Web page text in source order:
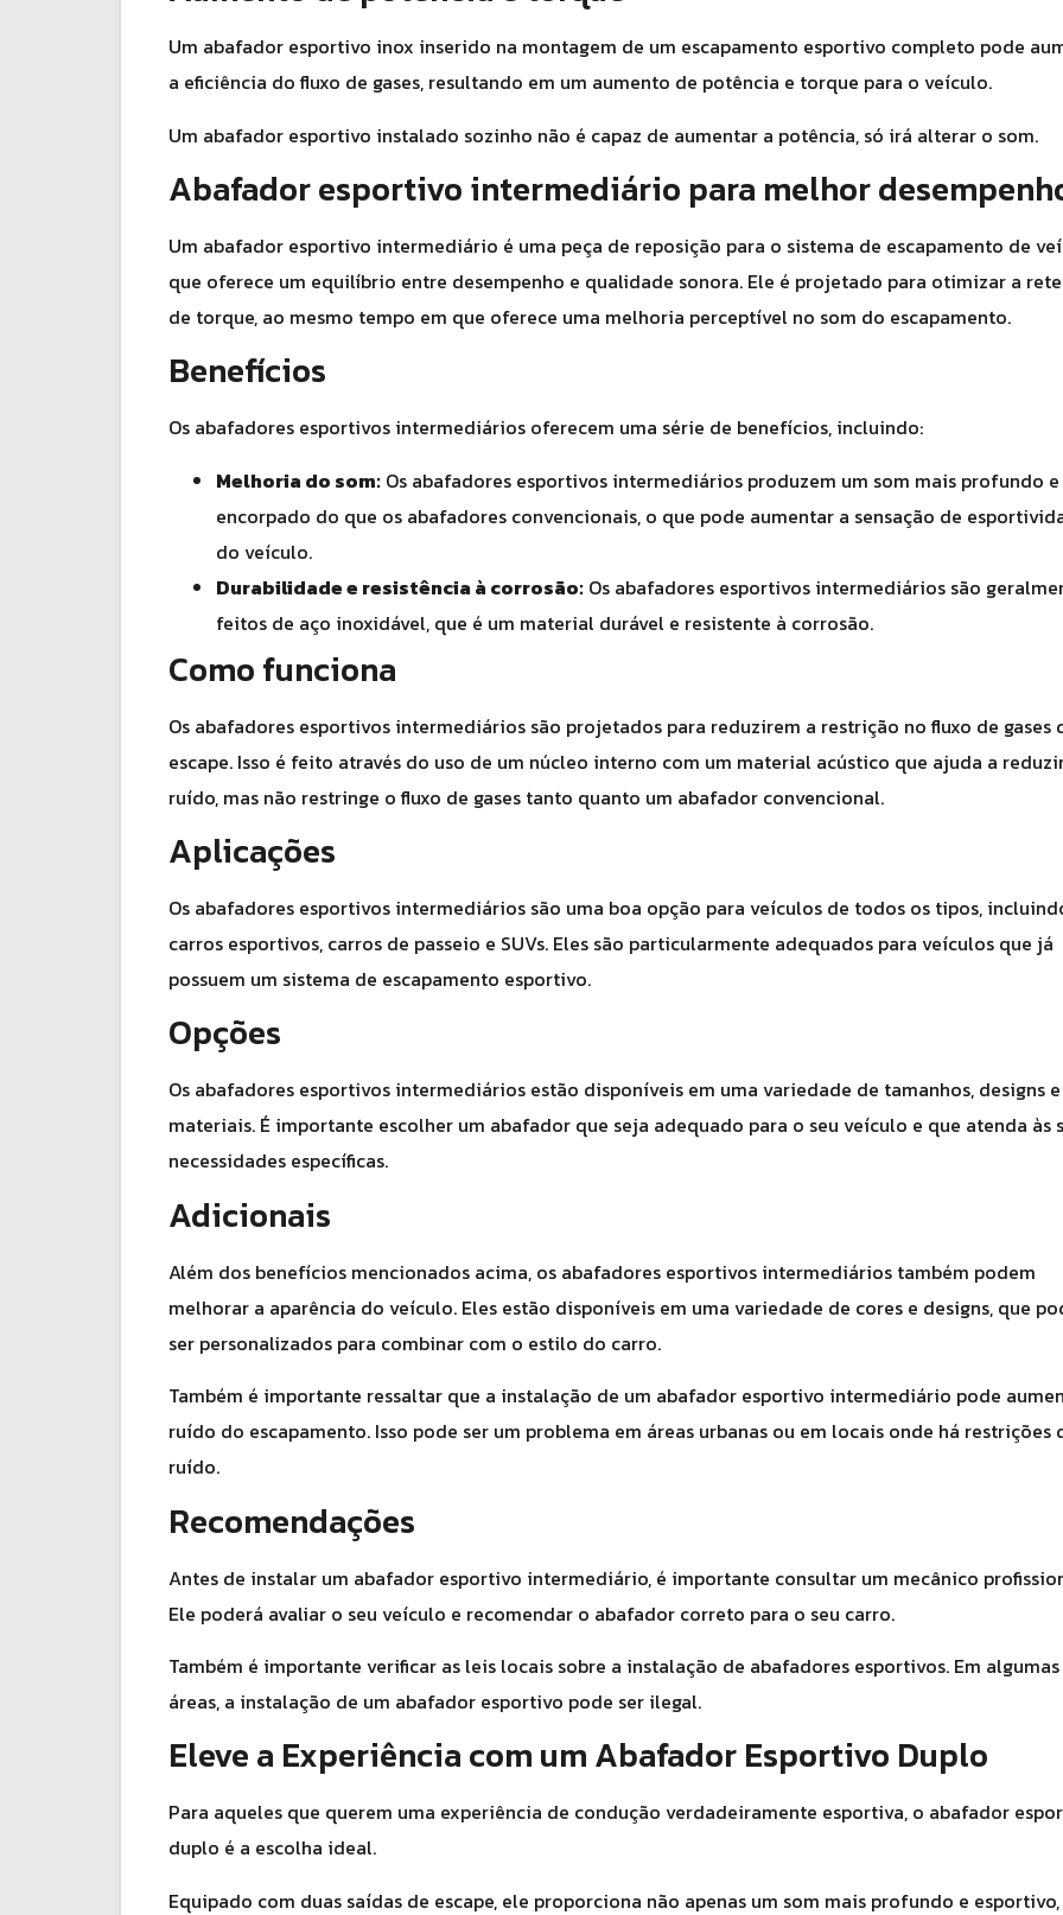
Um abafador esportivo inox inserido na montagem de um escapamento esportivo completo pode
a eficiência do fluxo de gases, resultando em um aumento de potência e torque para o veículo.
Um abafador esportivo instalado sozinho não é capaz de aumentar a potência, só irá alterar o som.
Abafador esportivo intermediário para melhor
Um abafador esportivo intermediário é uma peça de reposição para o sistema de escapamento de
que oferece um equilíbrio entre desempenho e qualidade sonora. Ele é projetado para otimizar a
de torque, ao mesmo tempo em que oferece uma melhoria perceptível no som do escapamento.
Benefícios
Os abafadores esportivos intermediários oferecem uma série de benefícios, incluindo:
Melhoria do som: Os abafadores esportivos intermediários produzem um som mais profundo e
encorpado do que os abafadores convencionais, o que pode aumentar a sensação de
do veículo.
Durabilidade e resistência à corrosão: Os abafadores esportivos intermediários são
feitos de aço inoxidável, que é um material durável e resistente à corrosão.
Como funciona
Os abafadores esportivos intermediários são projetados para reduzirem a restrição no fluxo de gases
escape. Isso é feito através do uso de um núcleo interno com um material acústico que ajuda a
ruído, mas não restringe o fluxo de gases tanto quanto um abafador convencional.
Aplicações
Os abafadores esportivos intermediários são uma boa opção para veículos de todos os tipos,
carros esportivos, carros de passeio e SUVs. Eles são particularmente adequados para veículos que já
possuem um sistema de escapamento esportivo.
Opções
Os abafadores esportivos intermediários estão disponíveis em uma variedade de tamanhos, designs e
materiais. É importante escolher um abafador que seja adequado para o seu veículo e que atenda às
necessidades específicas.
Adicionais
Além dos benefícios mencionados acima, os abafadores esportivos intermediários também podem
melhorar a aparência do veículo. Eles estão disponíveis em uma variedade de cores e designs, que
ser personalizados para combinar com o estilo do carro.
Também é importante ressaltar que a instalação de um abafador esportivo intermediário pode
ruído do escapamento. Isso pode ser um problema em áreas urbanas ou em locais onde há restrições
ruído.
Recomendações
Antes de instalar um abafador esportivo intermediário, é importante consultar um mecânico
Ele poderá avaliar o seu veículo e recomendar o abafador correto para o seu carro.
Também é importante verificar as leis locais sobre a instalação de abafadores esportivos. Em algumas
áreas, a instalação de um abafador esportivo pode ser ilegal.
Eleve a Experiência com um Abafador Esportivo Duplo
Para aqueles que querem uma experiência de condução verdadeiramente esportiva, o abafador
duplo é a escolha ideal.
Equipado com duas saídas de escape, ele proporciona não apenas um som mais profundo e